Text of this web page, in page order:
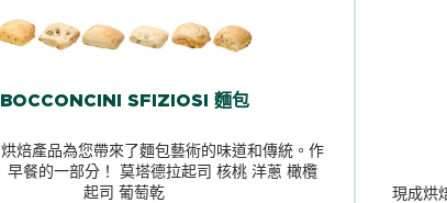
BOCCONCINI SFIZIOSI 麵包
焙產品為您帶來了麵包藝術的味道和傳統。作
早餐的一部分！ 莫塔德拉起司 核桃 洋蔥 橄欖
起司 葡萄乾
現成烘